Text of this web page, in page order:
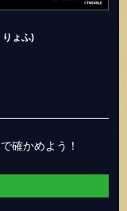
りょふ)
確かめよう！